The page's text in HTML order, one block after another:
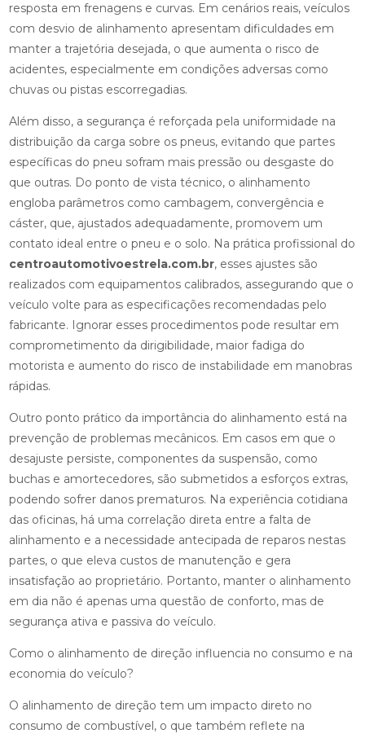
resposta em frenagens e curvas. Em cenários reais, veículos
com desvio de alinhamento apresentam dificuldades em
manter a trajetória desejada, o que aumenta o risco de
acidentes, especialmente em condições adversas como
chuvas ou pistas escorregadias.
Além disso, a segurança é reforçada pela uniformidade na
distribuição da carga sobre os pneus, evitando que partes
específicas do pneu sofram mais pressão ou desgaste do
que outras. Do ponto de vista técnico, o alinhamento
engloba parâmetros como cambagem, convergência e
cáster, que, ajustados adequadamente, promovem um
contato ideal entre o pneu e o solo. Na prática profissional do
centroautomotivoestrela.com.br, esses ajustes são
realizados com equipamentos calibrados, assegurando que o
veículo volte para as especificações recomendadas pelo
fabricante. Ignorar esses procedimentos pode resultar em
comprometimento da dirigibilidade, maior fadiga do
motorista e aumento do risco de instabilidade em manobras
rápidas.
Outro ponto prático da importância do alinhamento está na
prevenção de problemas mecânicos. Em casos em que o
desajuste persiste, componentes da suspensão, como
buchas e amortecedores, são submetidos a esforços extras,
podendo sofrer danos prematuros. Na experiência cotidiana
das oficinas, há uma correlação direta entre a falta de
alinhamento e a necessidade antecipada de reparos nestas
partes, o que eleva custos de manutenção e gera
insatisfação ao proprietário. Portanto, manter o alinhamento
em dia não é apenas uma questão de conforto, mas de
segurança ativa e passiva do veículo.
Como o alinhamento de direção influencia no consumo e na
economia do veículo?
O alinhamento de direção tem um impacto direto no
consumo de combustível, o que também reflete na